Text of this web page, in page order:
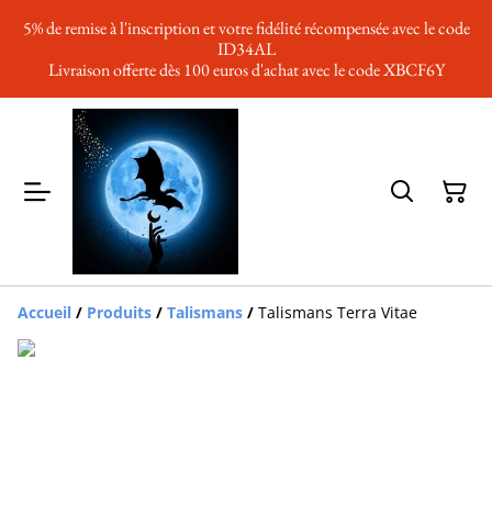
5% de remise à l'inscription et votre fidélité récompensée avec le code
ID34AL
Livraison offerte dès 100 euros d'achat avec le code XBCF6Y
Accueil / Produits / Talismans / Talismans Terra Vitae